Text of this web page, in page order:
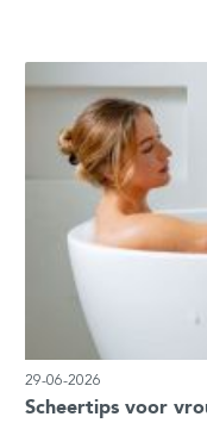
29-06-2026
Scheertips voor